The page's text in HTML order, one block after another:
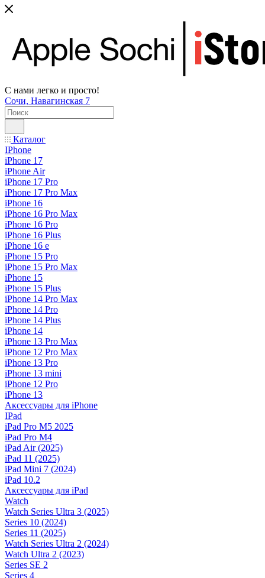
С нами легко и просто!
Сочи, Навагинская 7
Каталог
IPhone
iPhone 17
iPhone Air
iPhone 17 Pro
iPhone 17 Pro Max
iPhone 16
iPhone 16 Pro Max
iPhone 16 Pro
iPhone 16 Plus
iPhone 16 e
iPhone 15 Pro
iPhone 15 Pro Max
iPhone 15
iPhone 15 Plus
iPhone 14 Pro Max
iPhone 14 Pro
iPhone 14 Plus
iPhone 14
iPhone 13 Pro Max
iPhone 12 Pro Max
iPhone 13 Pro
iPhone 13 mini
iPhone 12 Pro
iPhone 13
Аксессуары для iPhone
IPad
iPad Pro M5 2025
iPad Pro M4
iPad Air (2025)
iPad 11 (2025)
iPad Mini 7 (2024)
iPad 10.2
Аксессуары для iPad
Watch
Watch Series Ultra 3 (2025)
Series 10 (2024)
Series 11 (2025)
Watch Series Ultra 2 (2024)
Watch Ultra 2 (2023)
Series SE 2
Series 4